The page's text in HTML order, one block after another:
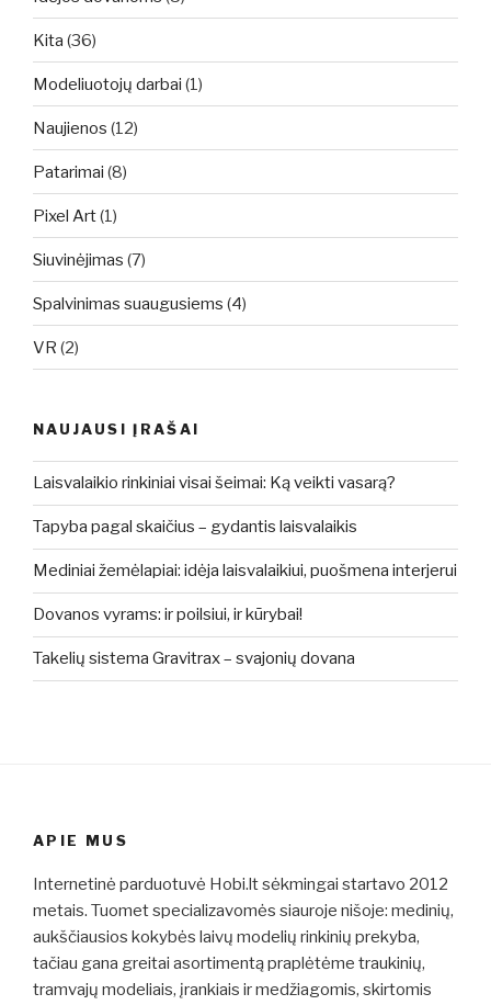
Kita (36)
Modeliuotojų darbai (1)
Naujienos (12)
Patarimai (8)
Pixel Art(1)
Siuvinėjimas (7)
Spalvinimas suaugusiems (4)
VR (2)
NAUJAUSI ĮRAŠAI
Laisvalaikio rinkiniai visai šeimai: Ką veikti vasarą?
Tapyba pagal skaičius – gydantis laisvalaikis
Mediniai žemėlapiai: idėja laisvalaikiui, puošmena interjerui
Dovanos vyrams: ir poilsiui, ir kūrybai!
Takelių sistema Gravitrax – svajonių dovana
APIE MUS
Internetinė parduotuvė Hobi.lt sėkmingai startavo 2012
metais. Tuomet specializavomės siauroje nišoje: medinių,
aukščiausios kokybės laivų modelių rinkinių prekyba,
tačiau gana greitai asortimentą praplėtėme traukinių,
tramvajų modeliais, įrankiais ir medžiagomis, skirtomis